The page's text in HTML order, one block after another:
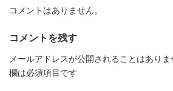
コメントはありません。
コメントを残す
メールアドレスが公開されることはありま
欄は必須項目です